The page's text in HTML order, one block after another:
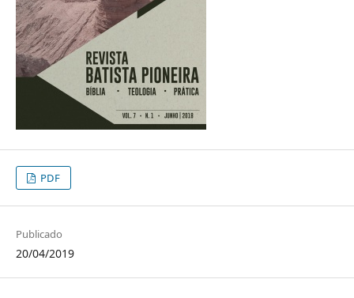
PDF
Publicado
20/04/2019